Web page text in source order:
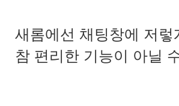
새롬에선 채팅창에 저
참 편리한 기능이 아닐